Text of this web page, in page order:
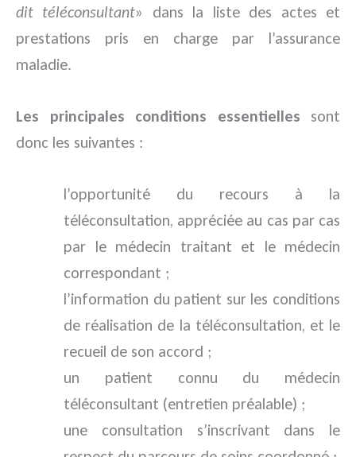
dit téléconsultant» dans la liste des actes et
prestations pris en charge par l’assurance
maladie.
Les principales conditions essentielles sont
donc les suivantes :
l’opportunité du recours à la
téléconsultation, appréciée au cas par cas
par le médecin traitant et le médecin
correspondant ;
l’information du patient sur les conditions
de réalisation de la téléconsultation, et le
recueil de son accord ;
un patient connu du médecin
téléconsultant (entretien préalable) ;
une consultation s’inscrivant dans le